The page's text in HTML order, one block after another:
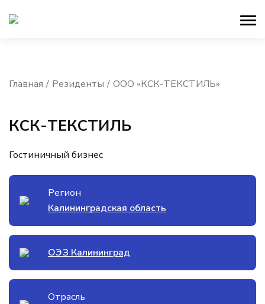
Главная Резиденты ООО «КСК-ТЕКСТИЛЬ»
КСК-ТЕКСТИЛЬ
Гостиничный бизнес
Регион
Калининградская область
ОЭЗ Калининград
Отрасль